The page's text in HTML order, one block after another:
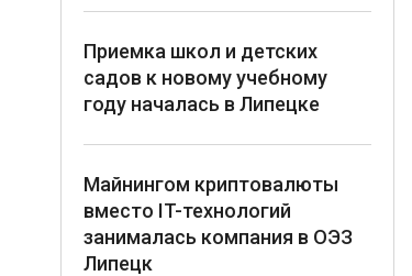
Приемка школ и детских
садов к новому учебному
году началась в Липецке
Майнингом криптовалюты
вместо IT-технологий
занималась компания в ОЭЗ
Липецк